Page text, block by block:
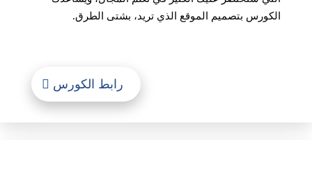
الكورس بتصميم الموقع الذي تريد، بشتى الطرق.
رابط الكورس